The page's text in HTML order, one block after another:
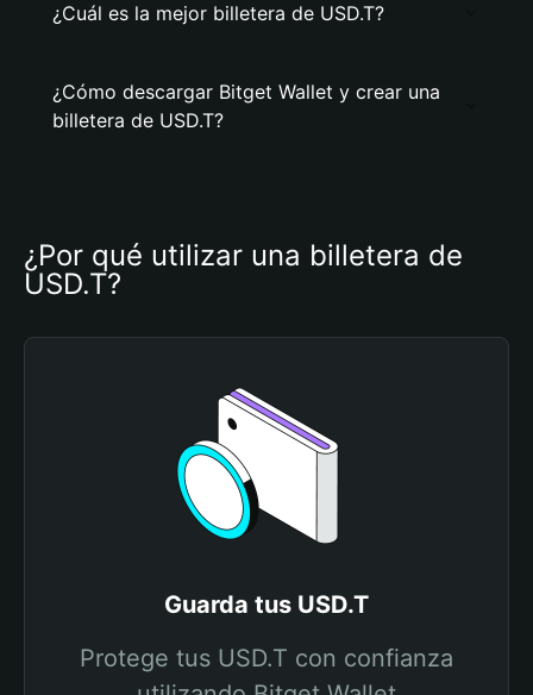
¿Cuál es la mejor billetera de USD.T?
¿Cómo descargar Bitget Wallet y crear una
billetera de USD.T?
¿Por qué utilizar una billetera de
USD.T?
Guarda tus USD.T
Protege tus USD.T con confianza